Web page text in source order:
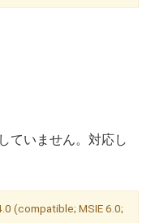
ていません。対応し
(compatible; MSIE 6.0;